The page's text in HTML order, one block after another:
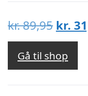
kr.89,95 Den
pris
var:
kr.
kr.
Gå til shop